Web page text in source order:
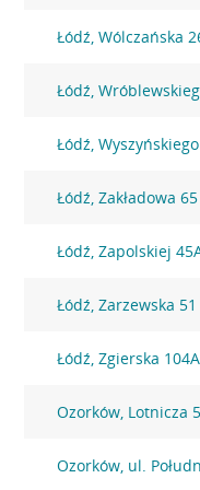
Łódź, Wólczańska
Łódź,
Łódź,
Łódź, Zakładowa 65
Łódź, Zapolskiej
Łódź, Zarzewska 51
Łódź, Zgierska 104A
Ozorków, Lotnicza 5
Ozorków, ul.